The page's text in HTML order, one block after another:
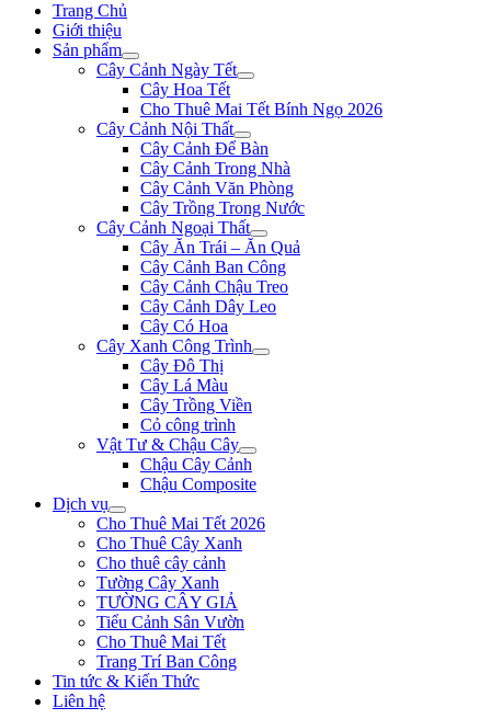
Trang Chủ
Giới thiệu
Sản phẩm
Cây Cảnh Ngày Tết
Cây Hoa Tết
Cho Thuê Mai Tết Bính Ngọ 2026
Cây Cảnh Nội Thất
Cây Cảnh Để Bàn
Cây Cảnh Trong Nhà
Cây Cảnh Văn Phòng
Cây Trồng Trong Nước
Cây Cảnh Ngoại Thất
Cây Ăn Trái – Ăn Quả
Cây Cảnh Ban Công
Cây Cảnh Chậu Treo
Cây Cảnh Dây Leo
Cây Có Hoa
Cây Xanh Công Trình
Cây Đô Thị
Cây Lá Màu
Cây Trồng Viền
Cỏ công trình
Vật Tư & Chậu Cây
Chậu Cây Cảnh
Chậu Composite
Dịch vụ
Cho Thuê Mai Tết 2026
Cho Thuê Cây Xanh
Cho thuê cây cảnh
Tường Cây Xanh
TƯỜNG CÂY GIẢ
Tiểu Cảnh Sân Vườn
Cho Thuê Mai Tết
Trang Trí Ban Công
Tin tức & Kiến Thức
Liên hệ